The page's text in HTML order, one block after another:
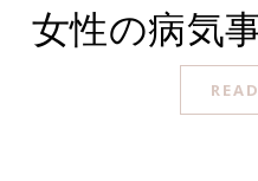
女性の病気